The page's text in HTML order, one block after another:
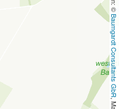
Baumgardt Consultants GbR